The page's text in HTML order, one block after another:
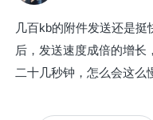
几百kb的附件发送还是
后，发送速度成倍的增长
二十几秒钟，怎么会这么